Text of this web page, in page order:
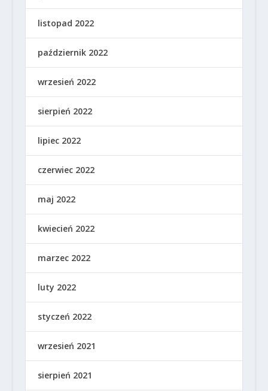
listopad 2022
październik 2022
wrzesień 2022
sierpień 2022
lipiec 2022
czerwiec 2022
maj 2022
kwiecień 2022
marzec 2022
luty 2022
styczeń 2022
wrzesień 2021
sierpień 2021